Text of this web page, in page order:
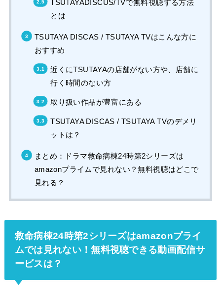
TSUTAYADISCUS/TVで無料視聴する方法
とは
TSUTAYA DISCAS / TSUTAYA TVはこんな方に
おすすめ
近くにTSUTAYAの店舗がない方や、店舗に
行く時間のない方
取り扱い作品が豊富にある
TSUTAYA DISCAS / TSUTAYA TVのデメリ
ットは？
まとめ：ドラマ救命病棟24時第2シリーズは
amazonプライムで見れない？無料視聴はどこで
見れる？
救命病棟24時第2シリーズはamazonプライ
ムでは見れない！無料視聴できる動画配信サ
ービスは？